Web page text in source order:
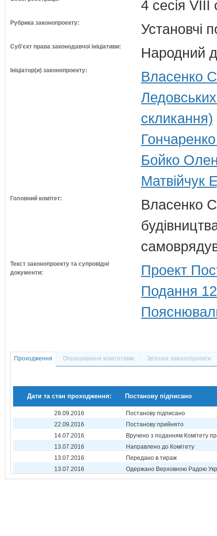
4 сесія VIII
Рубрика законопроекту: Установчі
Суб'єкт права законодавчої ініціативи: Народний
Ініціатор(и) законопроекту:
Власенко
скликання)
Бойко
Матвійчук
Головний комітет:
Власенко
Текст законопроекту та супровідні
документи:
Проект
Подання
Проходження Опрацювання комітетами Зв'язані законопроекти
Дати та стан проходження: Постанову підписано
28.09.2016
Постанову підписано
22.09.2016
Постанову прийнято
14.07.2016
Вручено з поданням Комітету
13.07.2016
Направлено до Комітету
13.07.2016
Передано в тираж
13.07.2016
Одержано Верховною Радою